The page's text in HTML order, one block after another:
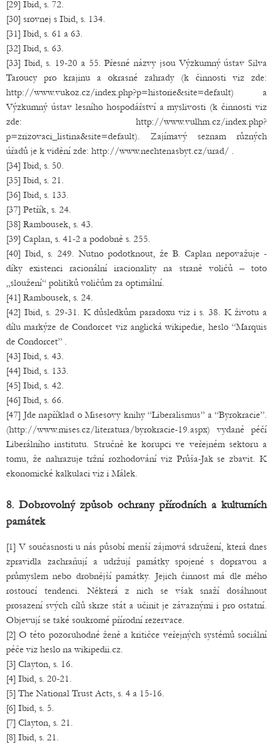
[29] Ibid, s. 72.
[30] srovnej s Ibid, s. 134.
[31] Ibid, s. 61 a 63.
[32] Ibid, s. 63.
[33] Ibid, s. 19-20 a 55. Přesné názvy jsou Výzkumný ústav Silva
Taroucy pro krajinu a okrasné zahrady (k činnosti viz zde:
http://www.vukoz.cz/index.php?p=historie&site=default) a
Výzkumný ústav lesního hospodářství a myslivosti (k činnosti viz
zde: http://www.vulhm.cz/index.php?
p=zrizovaci_listina&site=default). Zajímavý seznam různých
úřadů je k vidění zde: http://www.nechtenasbyt.cz/urad/ .
[34] Ibid, s. 50.
[35] Ibid, s. 21.
[36] Ibid, s. 133.
[37] Petřík, s. 24.
[38] Rambousek, s. 43.
[39] Caplan, s. 41-2 a podobně s. 255.
[40] Ibid, s. 249. Nutno podotknout, že B. Caplan nepovažuje -
díky existenci racionální iracionality na straně voličů – toto
„sloužení“ politiků voličům za optimální.
[41] Rambousek, s. 24.
[42] Ibid, s. 29-31. K důsledkům paradoxu viz i s. 38. K životu a
dílu markýze de Condorcet viz anglická wikipedie, heslo “Marquis
de Condorcet” .
[43] Ibid, s. 43.
[44] Ibid, s. 133.
[45] Ibid, s. 42.
[46] Ibid, s. 66.
[47] Jde například o Misesovy knihy “Liberalismus” a “Byrokracie”.
(http://www.mises.cz/literatura/byrokracie-19.aspx) vydané péčí
Liberálního institutu. Stručně ke korupci ve veřejném sektoru a
tomu, že nahrazuje tržní rozhodování viz Průša-Jak se zbavit. K
ekonomické kalkulaci viz i Málek.
8. Dobrovolný způsob ochrany přírodních a kulturních
památek
[1] V současnosti u nás působí menší zájmová sdružení, která dnes
zpravidla zachraňují a udržují památky spojené s dopravou a
průmyslem nebo drobnější památky. Jejich činnost má dle mého
rostoucí tendenci. Některá z nich se však snaží dosáhnout
prosazení svých cílů skrze stát a učinit je závaznými i pro ostatní.
Objevují se také soukromé přírodní rezervace.
[2] O této pozoruhodné ženě a kritičce veřejných systémů sociální
péče viz heslo na wikipedii.cz.
[3] Clayton, s. 16.
[4] Ibid, s. 20-21.
[5] The National Trust Acts, s. 4 a 15-16.
[6] Ibid, s. 5.
[7] Clayton, s. 21.
[8] Ibid, s. 21.